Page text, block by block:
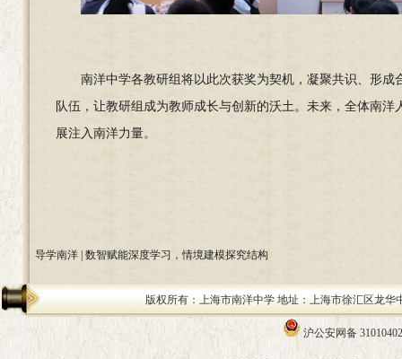
南洋中学各教研组将以此次获奖为契机，凝聚共识、形
队伍，让教研组成为教师成长与创新的沃土。未来，全体南
展注入南洋力量。
导学南洋 | 数智赋能深度学习，情境建模探究结构
版权所有：上海市南洋中学 地址：上海市徐汇区龙华
沪公安网备